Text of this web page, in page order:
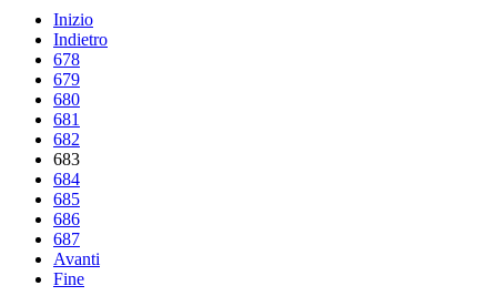
Inizio
Indietro
678
679
680
681
682
683
684
685
686
687
Avanti
Fine